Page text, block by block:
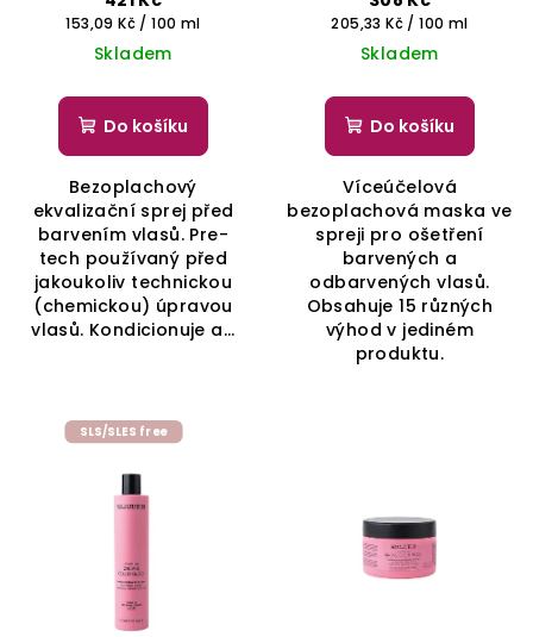
Měrná
cena:
153,09 Kč / 100 ml
Skladem
Do košíku
Bezoplachový
ekvalizační sprej před
barvením vlasů. Pre-
tech používaný před
jakoukoliv technickou
(chemickou) úpravou
vlasů. Kondicionuje a...
PROFESSIONAL
Měrná
cena:
205,33 Kč / 100 ml
Skladem
Do košíku
Víceúčelová
bezoplachová maska ve
spreji pro ošetření
barvených a
odbarvených vlasů.
Obsahuje 15 různých
výhod v jediném
produktu.
SLS/SLES free